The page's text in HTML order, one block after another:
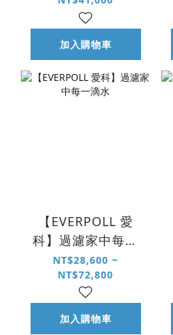
溫 UVC 無壓飲水機
＋HQF-4000 4 合 1
淨水組
加入購物車
【EVERPOLL 愛
科】過濾家中每一
滴水
NT$28,600 ~
NT$72,800
加入購物車